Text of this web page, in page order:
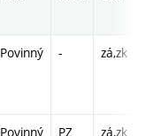
Povinný - zá,zk
Povinný PZ zá,zk